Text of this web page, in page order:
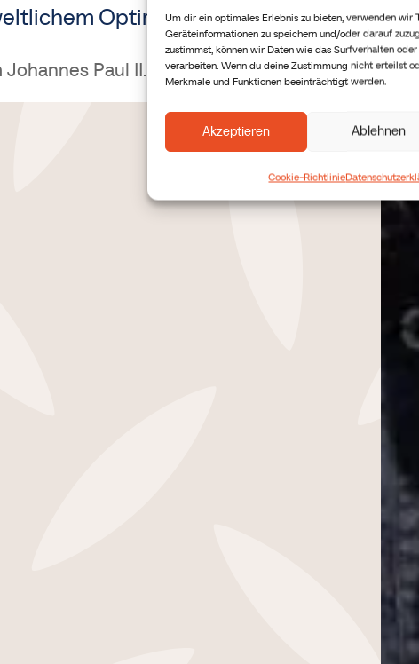
Um dir ein optimales Erlebnis zu bieten, verwenden wir
Geräteinformationen zu speichern und/oder darauf
zustimmst, können wir Daten wie das Surfverhalten
verarbeiten. Wenn du deine Zustimmung nicht erteilst
Merkmale und Funktionen beeinträchtigt werden.
Akzeptieren Ablehnen
Cookie-Richtlinie
Optimismus
Paul II.| 20. Mai 2026